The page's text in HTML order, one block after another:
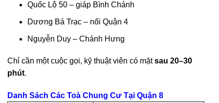
Quốc Lộ 50 – giáp Bình Chánh
Dương Bá Trạc – nối Quận 4
Nguyễn Duy – Chánh Hưng
Chỉ cần một cuộc gọi, kỹ thuật viên có mặtsau 20–30
phút.
Danh Sách Các Toà Chung Cư Tại Quận 8